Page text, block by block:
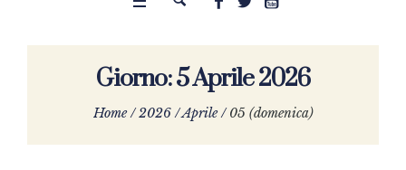
Giorno:5 Aprile 2026
Home /2026 /Aprile /05 (domenica)